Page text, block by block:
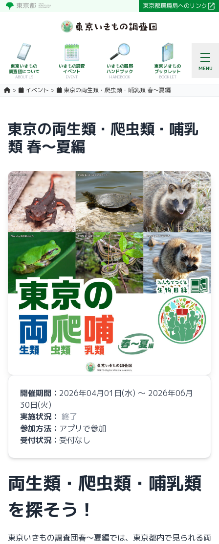
東京都環境局へのリンク
MENU
東京いきもの
調査団について
ABOUT US
いきもの調査
イベント
EVENT
いきもの観察
ハンドブック
HANDBOOK
東京いきもの
ブックレット
BOOKLET
イベント 東京の両生類・爬虫類・哺乳類 春～夏編
東京の両生類・爬虫類・哺乳
類 春～夏編
開催期間： 2026年04月01日(水) 〜 2026年06月
30日(火)
実施状況： 終了
参加方法： アプリで参加
受付状況： 受付なし
両生類・爬虫類・哺乳類
を探そう！
東京いきもの調査団春～夏編では、東京都内で見られる両